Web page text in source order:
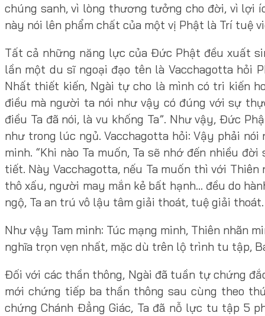
chúng sanh, vì lòng thương tưởng cho đời, vì lợi
này nói lên phẩm chất của một vị Phật là Trí tuệ
Tất cả những năng lực của Đức Phật đều xuất
lần một du sĩ ngoại đạo tên là Vacchagotta hỏi
Nhất thiết kiến, Ngài tự cho là mình có tri kiến
điều mà người ta nói như vậy có đúng với sự
điều Ta đã nói, là vu khống Ta”. Như vậy, Đức
như trong lúc ngủ. Vacchagotta hỏi: Vậy phải
minh. “Khi nào Ta muốn, Ta sẽ nhớ đến nhiều
tiết. Này Vacchagotta, nếu Ta muốn thì với
thô xấu, người may mắn kẻ bất hạnh… đều do
ngộ, Ta an trú vô lậu tâm giải thoát, tuệ giải
Như vậy Tam minh: Túc mạng minh, Thiên nhãn
nghĩa trọn vẹn nhất, mặc dù trên lộ trình tu tập,
Đối với các thần thông, Ngài đã tuần tự chứng
mới chứng tiếp ba thần thông sau cùng theo
chứng Chánh Đẳng Giác, Ta đã nỗ lực tu tập 5